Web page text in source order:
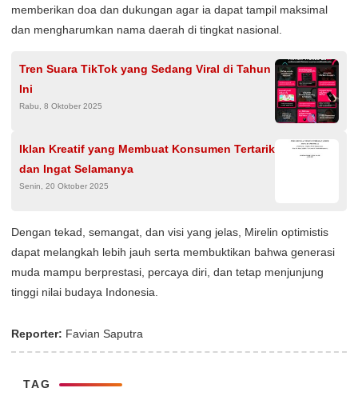
memberikan doa dan dukungan agar ia dapat tampil maksimal
dan mengharumkan nama daerah di tingkat nasional.
Tren Suara TikTok yang Sedang Viral di Tahun
Ini
Rabu, 8 Oktober 2025
Iklan Kreatif yang Membuat Konsumen Tertarik
dan Ingat Selamanya
Senin, 20 Oktober 2025
Dengan tekad, semangat, dan visi yang jelas, Mirelin optimistis
dapat melangkah lebih jauh serta membuktikan bahwa generasi
muda mampu berprestasi, percaya diri, dan tetap menjunjung
tinggi nilai budaya Indonesia.
Reporter: Favian Saputra
TAG